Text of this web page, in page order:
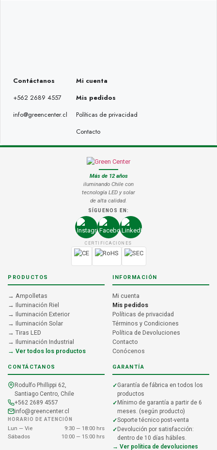
Contáctanos
+562 2689 4557
info@greencenter.cl
Mi cuenta
Mis pedidos
Políticas de privacidad
Contacto
Más de 12 años
iluminando Chile con
tecnología LED y solar
de alta calidad.
SÍGUENOS EN:
CERTIFICACIONES
PRODUCTOS
→ Ampolletas
→ Iluminación Riel
→ Iluminación Exterior
→ Iluminación Solar
→ Tiras LED
→ Iluminación Industrial
→ Ver todos los productos
INFORMACIÓN
Mi cuenta
Mis pedidos
Políticas de privacidad
Términos y Condiciones
Política de Devoluciones
Contacto
Conócenos
CONTÁCTANOS
Rodulfo Phillippi 62,
Santiago Centro, Chile
+562 2689 4557
info@greencenter.cl
HORARIO DE ATENCIÓN
Lun — Vie
9:30 — 18:00 hrs
Sábados
10:00 — 15:00 hrs
GARANTÍA
Garantía de fábrica en todos los
productos
Mínimo de garantía a partir de 6
meses. (según producto)
Soporte técnico post-venta
Devolución por satisfacción:
dentro de 10 días hábiles.
→ Ver política de devoluciones